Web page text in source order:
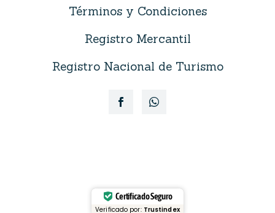
Términos y Condiciones
Registro Mercantil
Registro Nacional de Turismo
Certificado Seguro
Verificado por: Trustindex